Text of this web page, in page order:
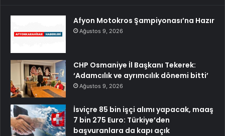
Afyon Motokros Şampiyonası’na Hazır
Ağustos 9, 2026
CHP Osmaniye İl Başkanı Tekerek:
‘Adamcılık ve ayrımcılık dönemi bitti’
Ağustos 9, 2026
İsviçre 85 bin işçi alımı yapacak, maaş
7 bin 275 Euro: Türkiye’den
başvuranlara da kapı açık